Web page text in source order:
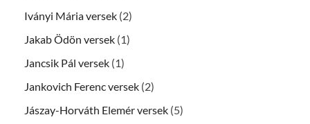
Iványi Mária versek (2)
Jakab Ödön versek (1)
Jancsik Pál versek (1)
Jankovich Ferenc versek (2)
Jászay-Horváth Elemér versek (5)